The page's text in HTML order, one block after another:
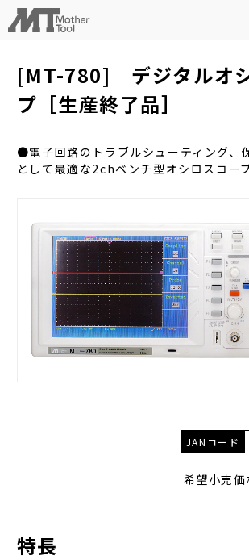
[MT-780] デジタルオ
プ［生産終了品］
●電子回路のトラブルシューティング、
として最適な2chベンチ型オシロスコー
JANコード
希望小売価
特長